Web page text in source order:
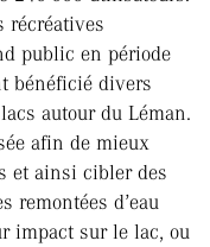
récréatives
public en période
bénéficié divers
autour du Léman.
afin de mieux
et ainsi cibler des
remontées d’eau
impact sur le lac, ou